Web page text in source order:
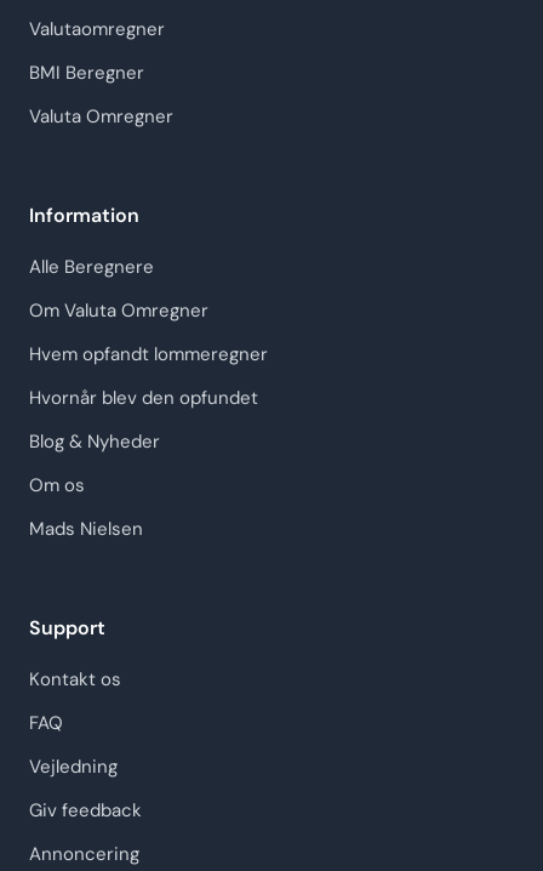
Valutaomregner
BMI Beregner
Valuta Omregner
Information
Alle Beregnere
Om Valuta Omregner
Hvem opfandt lommeregner
Hvornår blev den opfundet
Blog & Nyheder
Om os
Mads Nielsen
Support
Kontakt os
FAQ
Vejledning
Giv feedback
Annoncering